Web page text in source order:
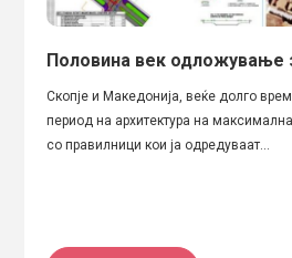
Половина век одложување
Скопје и Македонија, веќе долго
период на архитектура на
со правилници кои ја одредуваат...